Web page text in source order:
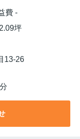
費 -
坪
13-26